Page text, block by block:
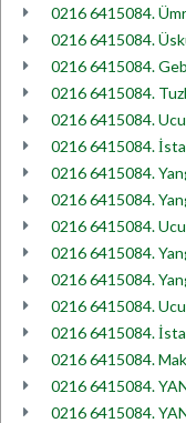
0216 6415084.
0216 6415084.
0216 6415084.
0216 6415084.
0216 6415084.
0216 6415084.
0216 6415084.
0216 6415084.
0216 6415084.
0216 6415084.
0216 6415084.
0216 6415084.
0216 6415084.
0216 6415084.
0216 6415084.
0216 6415084.